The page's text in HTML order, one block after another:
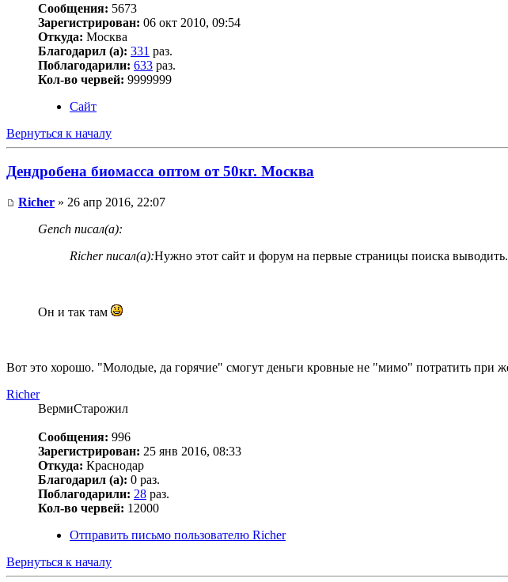
Сообщения: 5673
Зарегистрирован: 06 окт 2010, 09:54
Откуда: Москва
Благодарил (а): 331 раз.
Поблагодарили: 633 раз.
Кол-во червей: 9999999
Сайт
Вернуться к началу
Дендробена биомасса оптом от 50кг. Москва
Richer » 26 апр 2016, 22:07
Gench писал(а):
Richer писал(а):Нужно этот сайт и форум на первые страницы поиска
Он и так там
Вот это хорошо. "Молодые, да горячие" смогут деньги кровные не "мимо" потратить при
Richer
ВермиСтарожил
Сообщения: 996
Зарегистрирован: 25 янв 2016, 08:33
Откуда: Краснодар
Благодарил (а): 0 раз.
Поблагодарили: 28 раз.
Кол-во червей: 12000
Отправить письмо пользователю Richer
Вернуться к началу